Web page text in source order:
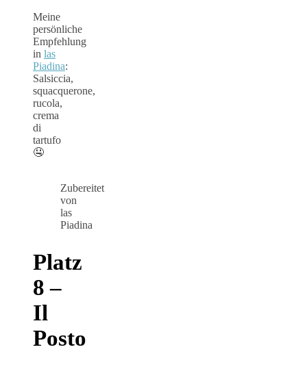
Meine
persönliche
Empfehlung
in las
Piadina:
Salsiccia,
squacquerone,
rucola,
crema
di
tartufo
🤤
Zubereitet
von
las
Piadina
Platz
8 –
Il
Posto